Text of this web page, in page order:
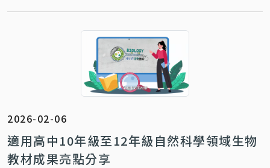
2026-02-06
適用高中10年級至12年級自然科學領域生物
教材成果亮點分享